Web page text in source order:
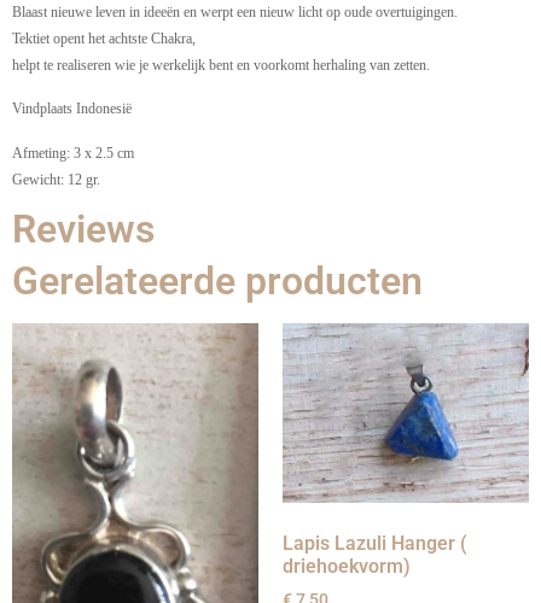
Blaast nieuwe leven in ideeën en werpt een nieuw licht op oude overtuigingen.
Tektiet opent het achtste Chakra,
helpt te realiseren wie je werkelijk bent en voorkomt herhaling van zetten.
Vindplaats Indonesië
Afmeting: 3 x 2.5 cm
Gewicht: 12 gr.
Reviews
Gerelateerde producten
Lapis Lazuli Hanger (
driehoekvorm)